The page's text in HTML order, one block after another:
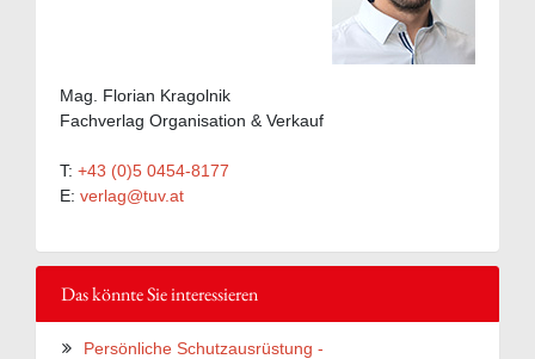
Mag. Florian Kragolnik
Fachverlag Organisation & Verkauf
T: +43 (0)5 0454-8177
E: verlag@tuv.at
Das könnte Sie interessieren
Persönliche Schutzausrüstung -